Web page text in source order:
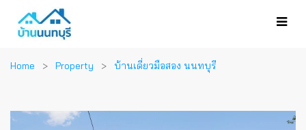
Home Property บ้านเดี่ยวมือสอง นนทบุรี